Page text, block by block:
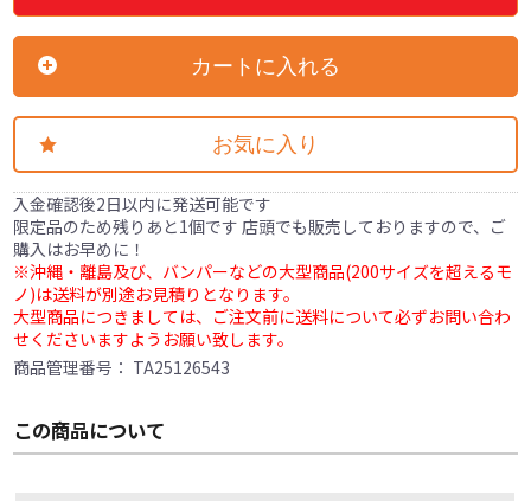
カートに入れる
お気に入り
入金確認後2日以内に発送可能です
限定品のため残りあと1個です 店頭でも販売しておりますので、ご
購入はお早めに！
※沖縄・離島及び、バンパーなどの大型商品(200サイズを超えるモ
ノ)は送料が別途お見積りとなります。
大型商品につきましては、ご注文前に送料について必ずお問い合わ
せくださいますようお願い致します。
商品管理番号： TA25126543
この商品について